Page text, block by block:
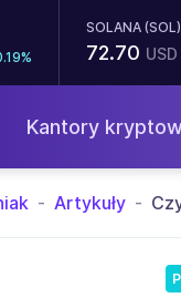
SOLANA (SOL)
72.70 USD
Kantory
Artykuły